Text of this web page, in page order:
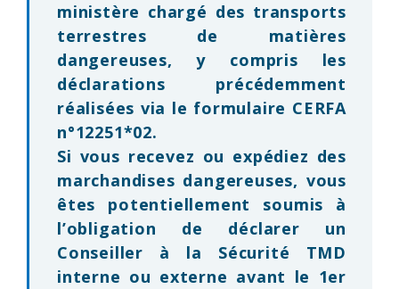
ministère chargé des transports
terrestres de matières
dangereuses, y compris les
déclarations précédemment
réalisées via le formulaire CERFA
n°12251*02.
Si vous recevez ou expédiez des
marchandises dangereuses, vous
êtes potentiellement soumis à
l’obligation de déclarer un
Conseiller à la Sécurité TMD
interne ou externe avant le 1er